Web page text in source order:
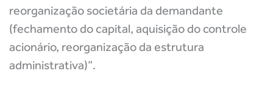
reorganização societária da demandante
(fechamento do capital, aquisição do controle
acionário, reorganização da estrutura
administrativa)”.